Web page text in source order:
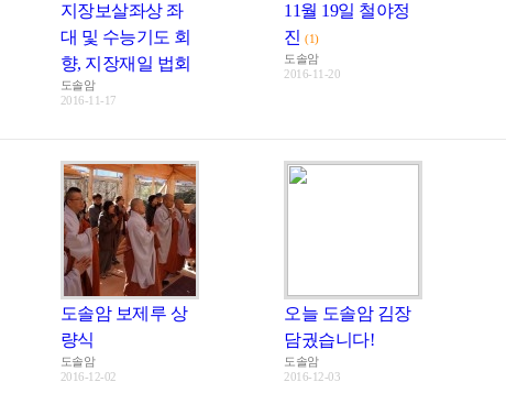
지장보살좌상 좌
대 및 수능기도 회
향, 지장재일 법회
도솔암
2016-11-17
11월 19일 철야정
진 (1)
도솔암
2016-11-20
도솔암 보제루 상
량식
도솔암
2016-12-02
오늘 도솔암 김장
담궜습니다!
도솔암
2016-12-03